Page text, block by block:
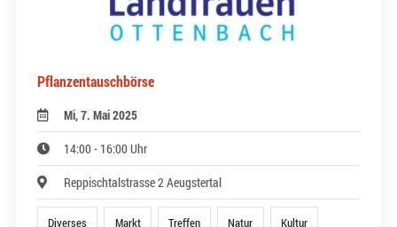
Pflanzentauschbörse
Mi, 7. Mai 2025
14:00 - 16:00 Uhr
Reppischtalstrasse 2 Aeugstertal
Diverses Markt Treffen Natur Kultur